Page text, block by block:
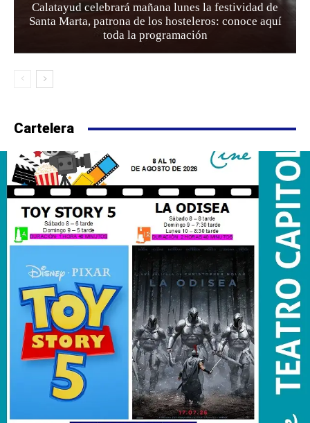
Calatayud celebrará mañana lunes la festividad de
Santa Marta, patrona de los hosteleros: conoce aquí
toda la programación
Cartelera